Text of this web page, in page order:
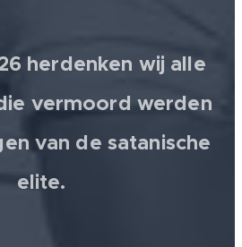
herdenken wij alle
vermoord werden
van de satanische
elite.